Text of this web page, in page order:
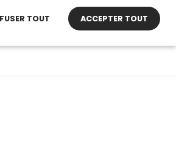
TOUT ACCEPTER TOUT